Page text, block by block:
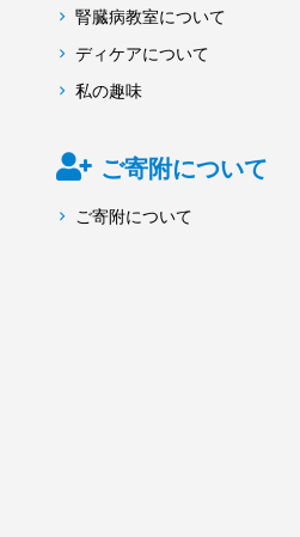
腎臓病教室について
ディケアについて
私の趣味
ご寄附について
ご寄附について